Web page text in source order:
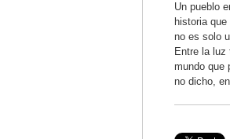
Un pueblo
historia
no es solo
Entre la
mundo que
no dicho,